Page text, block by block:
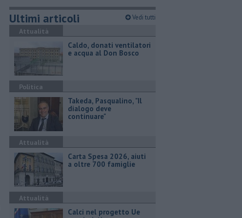
Ultimi articoli Vedi tutti
Attualità
Caldo, donati ventilatori
e acqua al Don Bosco
Politica
Takeda, Pasqualino, "Il
dialogo deve
continuare"
Attualità
Carta Spesa 2026, aiuti
a oltre 700 famiglie
Attualità
Calci nel progetto Ue